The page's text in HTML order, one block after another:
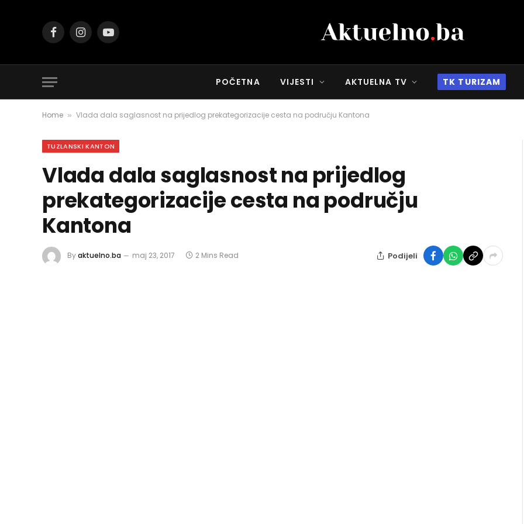
FacebookInstagramYouTube
POČETNA VIJESTI AKTUELNA TV TK TURIZAM
Home » Vlada dala saglasnost na prijedlog prekategorizacije cesta na području Kantona
TUZLANSKI KANTON
Vlada dala saglasnost na prijedlog
prekategorizacije cesta na području
Kantona
Byaktuelno.ba maj 23, 2017 2 Mins Read Podijeli